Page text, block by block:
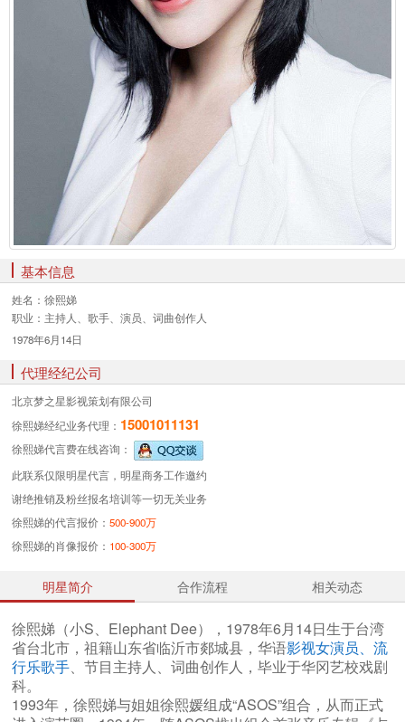
基本信息
姓名： 徐熙娣
职业： 主持人、歌手、演员、词曲创作人
1978年6月14日
代理经纪公司
北京梦之星影视策划有限公司
徐熙娣经纪业务代理： 15001011131
徐熙娣代言费在线咨询：
此联系仅限明星代言，明星商务工作邀约
谢绝推销及粉丝报名培训等一切无关业务
徐熙娣的代言报价： 500-900万
徐熙娣的肖像报价： 100-300万
明星简介 合作流程 相关动态
徐熙娣（小S、Elephant Dee），1978年6月14日生于台湾
省台北市，祖籍山东省临沂市郯城县，华语影视女演员、流
行乐歌手、节目主持人、词曲创作人，毕业于华冈艺校戏剧
科。
1993年，徐熙娣与姐姐徐熙媛组成“ASOS”组合，从而正式